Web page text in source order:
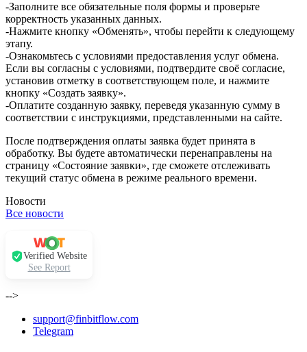
-Заполните все обязательные поля формы и проверьте
корректность указанных данных.
-Нажмите кнопку «Обменять», чтобы перейти к следующему
этапу.
-Ознакомьтесь с условиями предоставления услуг обмена.
Если вы согласны с условиями, подтвердите своё согласие,
установив отметку в соответствующем поле, и нажмите
кнопку «Создать заявку».
-Оплатите созданную заявку, переведя указанную сумму в
соответствии с инструкциями, представленными на сайте.
После подтверждения оплаты заявка будет принята в
обработку. Вы будете автоматически перенаправлены на
страницу «Состояние заявки», где сможете отслеживать
текущий статус обмена в режиме реального времени.
Новости
Все новости
Verified Website
See Report
-->
support@finbitflow.com
Telegram